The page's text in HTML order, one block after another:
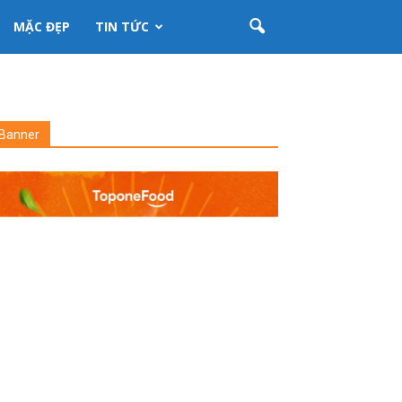
MẶC ĐẸP TIN TỨC
Banner